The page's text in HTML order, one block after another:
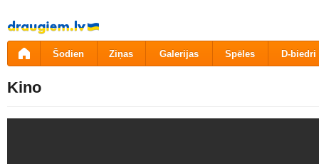
Pāriet
uz
saturu
Šodien Ziņas Galerijas Spēles D-biedri
Kino